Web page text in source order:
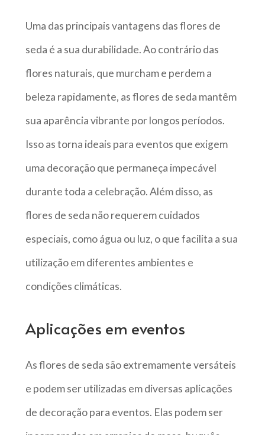
Uma das principais vantagens das flores de
seda é a sua durabilidade. Ao contrário das
flores naturais, que murcham e perdem a
beleza rapidamente, as flores de seda mantêm
sua aparência vibrante por longos períodos.
Isso as torna ideais para eventos que exigem
uma decoração que permaneça impecável
durante toda a celebração. Além disso, as
flores de seda não requerem cuidados
especiais, como água ou luz, o que facilita a sua
utilização em diferentes ambientes e
condições climáticas.
Aplicações em eventos
As flores de seda são extremamente versáteis
e podem ser utilizadas em diversas aplicações
de decoração para eventos. Elas podem ser